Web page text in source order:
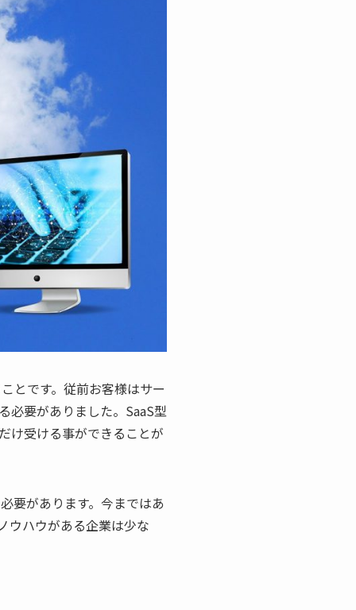
とです。従前お客様はサー
必要がありました。SaaS型
け受ける事ができることが
要があります。今まではあ
ウハウがある企業は少な